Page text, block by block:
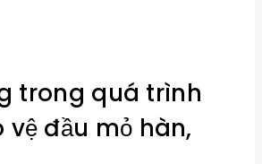
trong quá trình
đầu mỏ hàn,